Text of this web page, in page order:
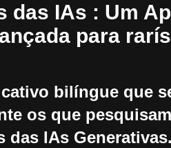
das IAs : Um
para
bilíngue que
os que
das IAs